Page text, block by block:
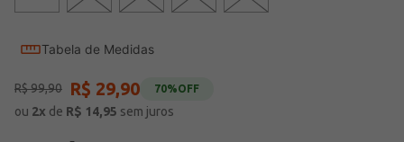
Tabela de Medidas
R$99,90 R$ 29,90 70%OFF
ou 2x de R$ 14,95 sem juros